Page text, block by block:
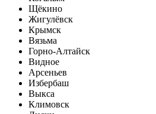
Щёкино
Жигулёвск
Крымск
Вязьма
Горно-Алтайск
Видное
Арсеньев
Избербаш
Выкса
Климовск